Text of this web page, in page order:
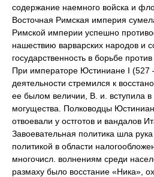
содержание наемного войска и
Восточная Римская империя
Римской империи успешно
нашествию варварских народов и
государственность в борьбе против
При императоре Юстиниане I (527
деятельности стремился к
ее былом величии, В. и. вступила в
могущества. Полководцы
отвоевали у остготов и вандалов
Завоевательная политика шла
политикой в области
многочисл. волнениям среди
размаху было восстание «Ника»,